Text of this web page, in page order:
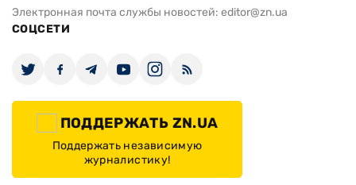
Электронная почта службы новостей: editor@zn.ua
СОЦСЕТИ
ПОДДЕРЖАТЬ ZN.UA
Поддержать независимую
журналистику!